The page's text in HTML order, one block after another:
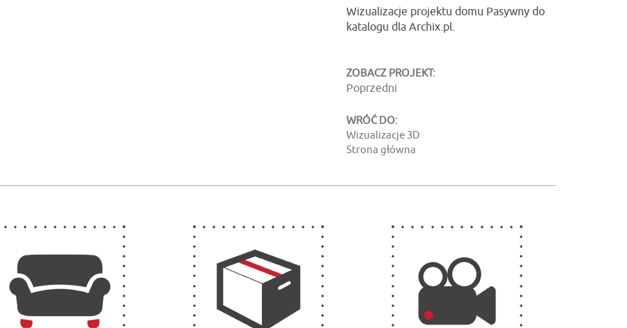
Wizualizacje projektu domu Pasywny do
katalogu dla Archix.pl.
ZOBACZ PROJEKT:
Poprzedni
WRÓĆ DO:
Wizualizacje 3D
Strona główna